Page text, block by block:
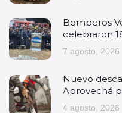
Bomberos
celebraron
7 agosto, 2026
Nuevo
Aprovechá
4 agosto, 2026